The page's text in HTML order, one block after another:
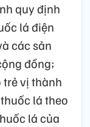
quy định
lá điện
các sản
đồng;
trẻ vị thành
lá theo
lá của